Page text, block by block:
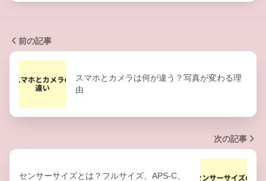
前の記事
スマホとカメラは何が違う？写真が変わる理
由
次の記事
センサーサイズとは？フルサイズ、APS-C、